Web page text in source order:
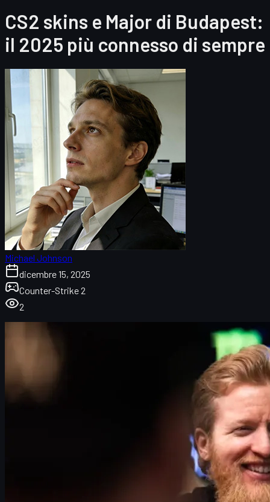
CS2 skins e Major di Budapest:
il 2025 più connesso di sempre
Michael Johnson
dicembre 15, 2025
Counter-Strike 2
2
L'atmosfera unica del Major CS2 a Budapest
Fl0m e il rapporto con i fan al MVM Dome
Vitality vs FaZe: una Grand Final da record
I pronostici di fl0m: cervello Vitality, cuore FaZe
Giocatori chiave del Major: broky, jcobbb e non solo
Valve Regional Standings: come ha cambiato CS2
Un ecosistema CS2 finalmente connesso
CS2 skins, economia dei player e ruolo delle
Come usare le CS2 skins in modo intelligente e sicuro
CSGO skins, nostalgici e collezionisti: il ponte tra
Conclusioni: il futuro di CS2 tra Major, ranking e skins